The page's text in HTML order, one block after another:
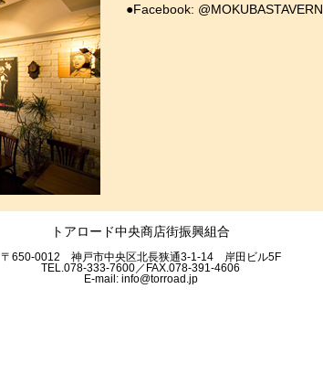
●Facebook: @MOKUBASTAVERN
トアロード中央商店街振興組合
〒650-0012 神戸市中央区北長狭通3-1-14 岸田ビル5F
TEL.078-333-7600／FAX.078-391-4606
E-mail: info@torroad.jp